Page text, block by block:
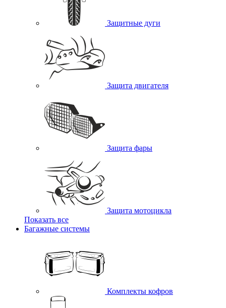
Защитные дуги
Защита двигателя
Защита фары
Защита мотоцикла
Показать все
Багажные системы
Комплекты кофров